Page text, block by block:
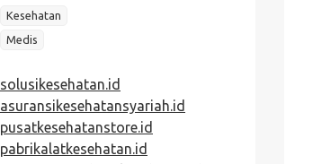
Kesehatan
Medis
solusikesehatan.id
asuransikesehatansyariah.id
pusatkesehatanstore.id
pabrikalatkesehatan.id